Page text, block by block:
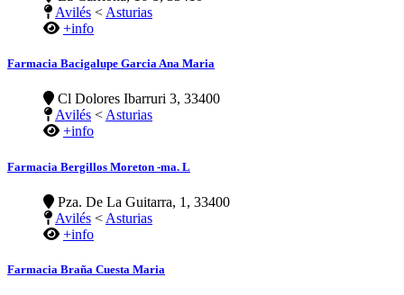
Avilés < Asturias
+info
Farmacia Bacigalupe Garcia Ana Maria
Cl Dolores Ibarruri 3, 33400
Avilés <Asturias
+info
Farmacia Bergillos Moreton -ma. L
Pza. De La Guitarra, 1, 33400
Avilés < Asturias
+info
Farmacia Braña Cuesta Maria